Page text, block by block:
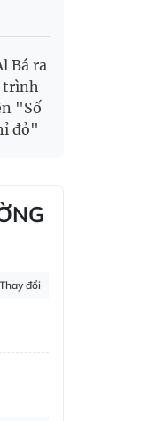
Bá ra
trình
"Số
đỏ"
Thay đổi